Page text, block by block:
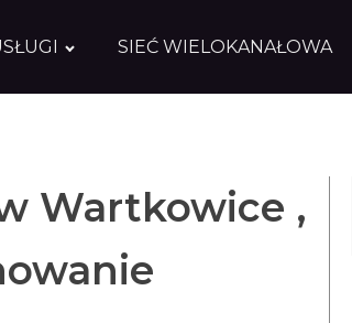
SIEĆ WIELOKANAŁOWA
Wartkowice ,